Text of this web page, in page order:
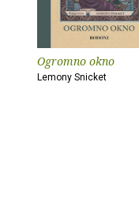
Ogromno okno
Lemony Snicket